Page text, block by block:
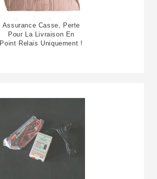
Assurance Casse, Perte
Pour La Livraison En
Point Relais Uniquement !